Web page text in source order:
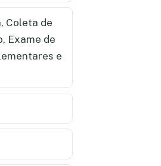
Coleta de
Exame de
e